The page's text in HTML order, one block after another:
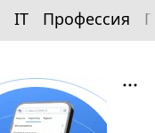
IT Профессия